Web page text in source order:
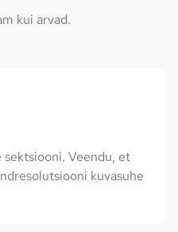
kui arvad.
Veendu, et
kuvasuhe